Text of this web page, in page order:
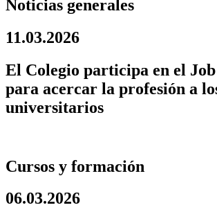
Noticias generales
11.03.2026
El Colegio participa en el
para acercar la profesión a
universitarios
Cursos y formación
06.03.2026